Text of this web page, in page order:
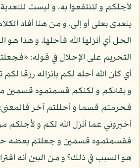
لأجلكم و لتنتفعوا به، و ليست للتعدية
يتعدى بعلى أو إلى، و من هنا أفاد
الحل أي أنزلها الله فأحلها، و هذا هو
التحريم على الإحلال في قوله:
أي كان الله أحله لكم بإنزاله رزقا
و بقائكم و لكنكم قسمتموه قسمين
فحرمتم قسما و أحللتم آخر
أخبروني عما أنزل الله لكم و لأجلكم
فقسمتموه قسمين و جعلتم بعضه
هو السبب في ذلك؟ و من البين أنه